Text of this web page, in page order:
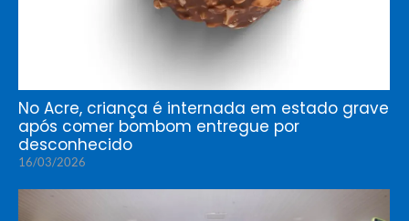
No Acre, criança é internada em estado grave
após comer bombom entregue por
desconhecido
16/03/2026